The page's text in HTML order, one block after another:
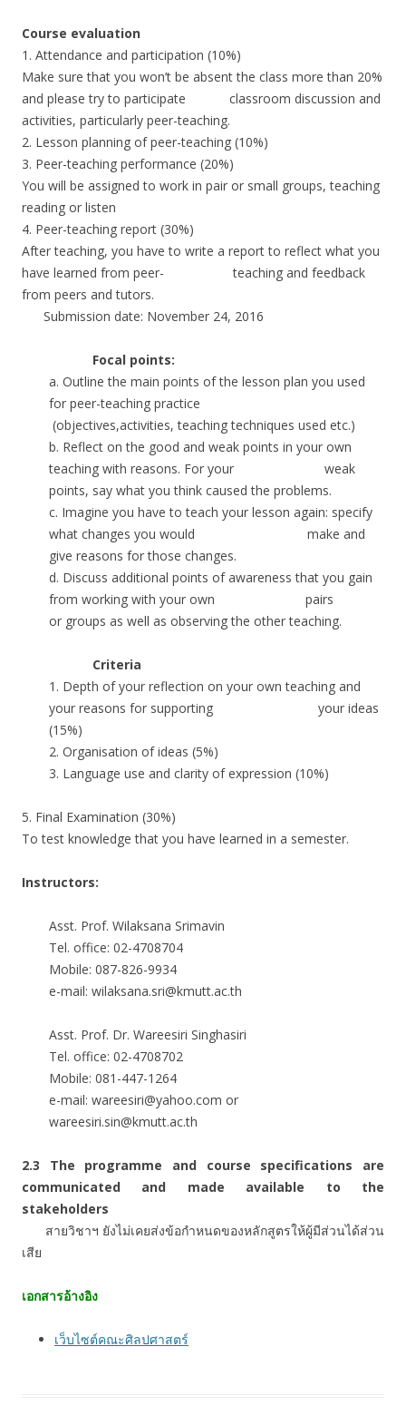
Course evaluation
1. Attendance and participation (10%)
Make sure that you won’t be absent the class more than 20%
and please try to participate classroom discussion and
activities, particularly peer-teaching.
2. Lesson planning of peer-teaching (10%)
3. Peer-teaching performance (20%)
You will be assigned to work in pair or small groups, teaching
reading or listen
4. Peer-teaching report (30%)
After teaching, you have to write a report to reflect what you
have learned from peer- teaching and feedback
from peers and tutors.
Submission date: November 24, 2016
Focal points:
a. Outline the main points of the lesson plan you used
for peer-teaching practice
(objectives,activities, teaching techniques used etc.)
b. Reflect on the good and weak points in your own
teaching with reasons. For your weak
points, say what you think caused the problems.
c. Imagine you have to teach your lesson again: specify
what changes you would make and
give reasons for those changes.
d. Discuss additional points of awareness that you gain
from working with your own pairs
or groups as well as observing the other teaching.
Criteria
1. Depth of your reflection on your own teaching and
your reasons for supporting your ideas
(15%)
2. Organisation of ideas (5%)
3. Language use and clarity of expression (10%)
5. Final Examination (30%)
To test knowledge that you have learned in a semester.
Instructors:
Asst. Prof. Wilaksana Srimavin
Tel. office: 02-4708704
Mobile: 087-826-9934
e-mail: wilaksana.sri@kmutt.ac.th
Asst. Prof. Dr. Wareesiri Singhasiri
Tel. office: 02-4708702
Mobile: 081-447-1264
e-mail: wareesiri@yahoo.com or
wareesiri.sin@kmutt.ac.th
2.3 The programme and course specifications are
communicated and made available to the
stakeholders
สายวิชาฯ ยังไม่เคยส่งข้อกำหนดของหลักสูตรให้ผู้มีส่วนได้ส่วน
เสีย
เอกสารอ้างอิง
เว็บไซต์คณะศิลปศาสตร์